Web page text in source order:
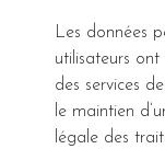
Les données
utilisateurs
des services
le maintien
légale des